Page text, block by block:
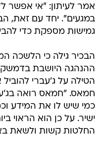
אמר לעיתון: "אי אפשר
במגעים". יחד עם זאת,
גמישות מספקת כדי
הבכיר גילה כי הלשכה
ההנהגה היושבת
הטילה על ג'עברי
חמאס. "חמאס רואה
כמי שיש לו את המידע
ישיר. על כן הוא הראוי
החלטות קשות ולשאת